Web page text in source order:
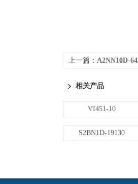
上一篇： A2NN10D-
相关产品
VI451-10
S2BN1D-19130